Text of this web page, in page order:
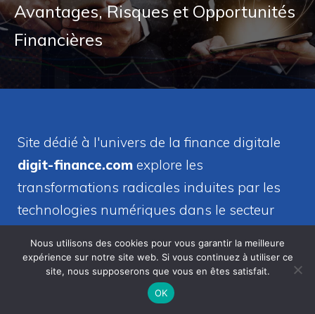
Avantages, Risques et Opportunités
Financières
Site dédié à l'univers de la finance digitale
digit-finance.com explore les
transformations radicales induites par les
technologies numériques dans le secteur
Contactez-nous:
Nous utilisons des cookies pour vous garantir la meilleure
expérience sur notre site web. Si vous continuez à utiliser ce
site, nous supposerons que vous en êtes satisfait.
OK